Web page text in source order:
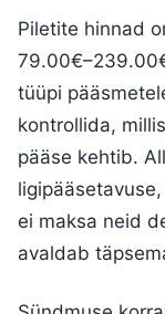
Piletite hinnad
tüüpi
kontrollida,
pääse kehtib.
ei maksa neid
avaldab